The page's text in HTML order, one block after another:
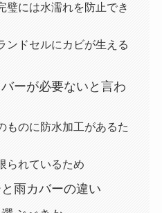
璧には水濡れを防止でき
ンドセルにカビが生える
ーが必要ないと言わ
ものに防水加工があるた
られているため
雨カバーの違い